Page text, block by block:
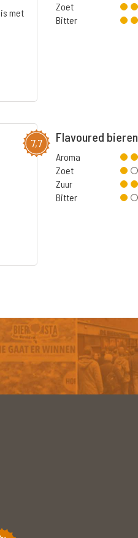
met
Zoet
Bitter
7,7 Flavoured bieren
Aroma
Zoet
Zuur
Bitter